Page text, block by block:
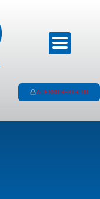
ACESSO RESTRITO